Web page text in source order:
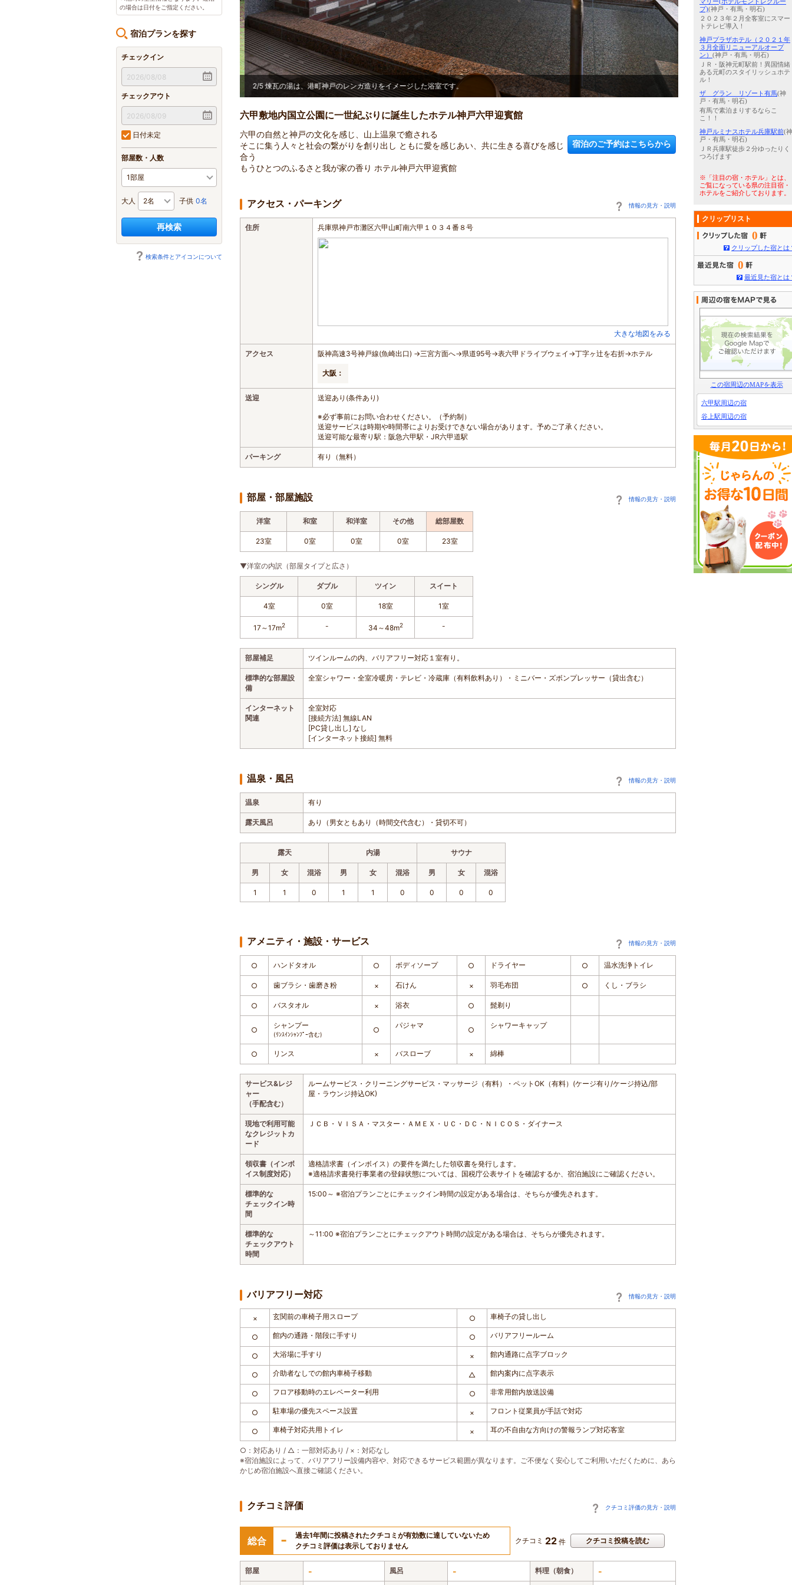
の場合は日付をご指定ください。
宿泊プランを探す
チェックイン
チェックアウト
日付未定
部屋数・人数
大人 子供 0名
再検索
検索条件とアイコンについて
/5 煉瓦の湯は、港町神戸のレンガ造りをイメージした浴室です。
六甲敷地内国立公園に一世紀ぶりに誕生したホテル神戸六甲迎賓館
六甲の自然と神戸の文化を感じ、山上温泉で癒される
そこに集う人々と社会の繋がりを創り出し ともに愛を感じあい、共に生きる喜びを感じ
合う
もうひとつのふるさと我が家の香り ホテル神戸六甲迎賓館
宿泊のご予約はこちらから
アクセス・パーキング 情報の見方・説明
住所 兵庫県神戸市灘区六甲山町南六甲１０３４番８号
大きな地図をみる
アクセス 阪神高速3号神戸線(魚崎出口) →三宮方面へ→県道95号→表六甲ドライブウェイ→丁字ヶ辻を右折→ホテル
大阪：
送迎 送迎あり(条件あり)
※必ず事前にお問い合わせください。（予約制）
送迎サービスは時期や時間帯によりお受けできない場合があります。予めご了承ください。
送迎可能な最寄り駅：阪急六甲駅・JR六甲道駅
パーキング 有り（無料）
部屋・部屋施設 情報の見方・説明
洋室 和室 和洋室 その他 総部屋数
23室 0室 0室 0室 23室
▼洋室の内訳（部屋タイプと広さ）
シングル ダブル ツイン スイート
4室 0室 18室 1室
17～17m2 - 34～48m2 -
部屋補足 ツインルームの内、バリアフリー対応１室有り。
標準的な部屋設
備
全室シャワー・全室冷暖房・テレビ・冷蔵庫（有料飲料あり）・ミニバー・ズボンプレッサー（貸出含む）
インターネット
関連
全室対応
[接続方法] 無線LAN
[PC貸し出し] なし
[インターネット接続] 無料
温泉・風呂 情報の見方・説明
温泉 有り
露天風呂 あり（男女ともあり（時間交代含む）・貸切不可）
露天 内湯 サウナ
男 女 混浴 男 女 混浴 男 女 混浴
1 1 0 1 1 0 0 0 0
アメニティ・施設・サービス 情報の見方・説明
○ ハンドタオル ○ ボディソープ ○ ドライヤー ○ 温水洗浄トイレ
○ 歯ブラシ・歯磨き粉 × 石けん × 羽毛布団 ○ くし・ブラシ
○ バスタオル × 浴衣 ○ 髭剃り
○
シャンプー
(ﾘﾝｽｲﾝｼｬﾝﾌﾟｰ含む) ○
パジャマ
○
シャワーキャップ
○ リンス × バスローブ × 綿棒
サービス&レジ
ャー
（手配含む）
ルームサービス・クリーニングサービス・マッサージ（有料）・ペットOK（有料）(ケージ有り/ケージ持込/部
屋・ラウンジ持込OK)
現地で利用可能
なクレジットカ
ード
ＪＣＢ・ＶＩＳＡ・マスター・ＡＭＥＸ・ＵＣ・ＤＣ・ＮＩＣＯＳ・ダイナース
領収書（インボ
イス制度対応）
適格請求書（インボイス）の要件を満たした領収書を発行します。
※適格請求書発行事業者の登録状態については、国税庁公表サイトを確認するか、宿泊施設にご確認ください。
標準的な
チェックイン時
間
15:00～ ※宿泊プランごとにチェックイン時間の設定がある場合は、そちらが優先されます。
標準的な
チェックアウト
時間
～11:00 ※宿泊プランごとにチェックアウト時間の設定がある場合は、そちらが優先されます。
バリアフリー対応 情報の見方・説明
× 玄関前の車椅子用スロープ ○ 車椅子の貸し出し
○ 館内の通路・階段に手すり ○ バリアフリールーム
○ 大浴場に手すり × 館内通路に点字ブロック
○ 介助者なしでの館内車椅子移動 △ 館内案内に点字表示
○ フロア移動時のエレベーター利用 ○ 非常用館内放送設備
○ 駐車場の優先スペース設置 × フロント従業員が手話で対応
○ 車椅子対応共用トイレ × 耳の不自由な方向けの警報ランプ対応客室
○：対応あり / △：一部対応あり / ×：対応なし
※宿泊施設によって、バリアフリー設備内容や、対応できるサービス範囲が異なります。ご不便なく安心してご利用いただくために、あら
かじめ宿泊施設へ直接ご確認ください。
クチコミ評価 クチコミ評価の見方・説明
総合 -
過去1年間に投稿されたクチコミが有効数に達していないため
クチコミ評価は表示しておりません
クチコミ 22 件 クチコミ投稿を読む
部屋 - 風呂 - 料理（朝食） -
プ)(神戸・有馬・明石)
２０２３年２月全客室にスマー
トテレビ導入！
神戸プラザホテル（２０２１年
３月全面リニューアルオープ
ン） (神戸・有馬・明石)
ＪＲ・阪神元町駅前！異国情緒
ある元町のスタイリッシュホテ
ル！
ザ グラン リゾート有馬(神
戸・有馬・明石)
有馬で素泊まりするならこ
こ！！
神戸ルミナスホテル兵庫駅前(神
戸・有馬・明石)
ＪＲ兵庫駅徒歩２分ゆったりく
つろげます
※「注目の宿・ホテル」とは、
ご覧になっている県の注目宿・
ホテルをご紹介しております。
クリップリスト
0
クリップした宿とは
0
最近見た宿とは
この宿周辺のMAPを表示
六甲駅周辺の宿
谷上駅周辺の宿